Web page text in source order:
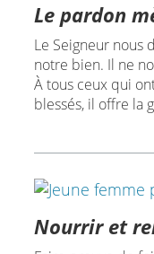
Le pardon
Le Seigneur nous
notre bien. Il ne
À tous ceux qui
blessés, il offre la
Nourrir et